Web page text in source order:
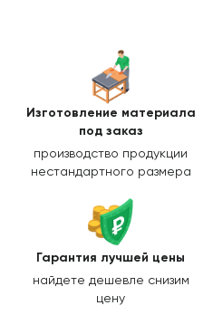
Изготовление материала
под заказ
производство продукции
нестандартного размера
Гарантия лучшей цены
найдете дешевле снизим
цену